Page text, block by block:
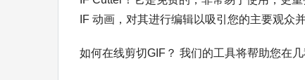
IF 动画，对其进行编辑以吸引您的主要观众
如何在线剪切GIF？ 我们的工具将帮助您在